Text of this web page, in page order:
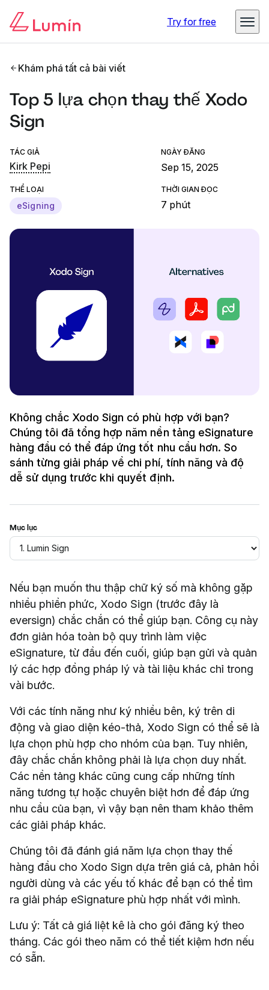
Try for free
Khám phá tất cả bài viết
Top 5 lựa chọn thay thế Xodo
Sign
TÁC GIẢ
Kirk Pepi
NGÀY ĐĂNG
Sep 15, 2025
THỂ LOẠI
eSigning
THỜI GIAN ĐỌC
7 phút
Không chắc Xodo Sign có phù hợp với bạn?
Chúng tôi đã tổng hợp năm nền tảng eSignature
hàng đầu có thể đáp ứng tốt nhu cầu hơn. So
sánh từng giải pháp về chi phí, tính năng và độ
dễ sử dụng trước khi quyết định.
Mục lục
Nếu bạn muốn thu thập chữ ký số mà không gặp
nhiều phiền phức, Xodo Sign (trước đây là
eversign) chắc chắn có thể giúp bạn. Công cụ này
đơn giản hóa toàn bộ quy trình làm việc
eSignature, từ đầu đến cuối, giúp bạn gửi và quản
lý các hợp đồng pháp lý và tài liệu khác chỉ trong
vài bước.
Với các tính năng như ký nhiều bên, ký trên di
động và giao diện kéo-thả, Xodo Sign có thể sẽ là
lựa chọn phù hợp cho nhóm của bạn. Tuy nhiên,
đây chắc chắn không phải là lựa chọn duy nhất.
Các nền tảng khác cũng cung cấp những tính
năng tương tự hoặc chuyên biệt hơn để đáp ứng
nhu cầu của bạn, vì vậy bạn nên tham khảo thêm
các giải pháp khác.
Chúng tôi đã đánh giá năm lựa chọn thay thế
hàng đầu cho Xodo Sign dựa trên giá cả, phản hồi
người dùng và các yếu tố khác để bạn có thể tìm
ra giải pháp eSignature phù hợp nhất với mình.
Lưu ý: Tất cả giá liệt kê là cho gói đăng ký theo
tháng. Các gói theo năm có thể tiết kiệm hơn nếu
có sẵn.